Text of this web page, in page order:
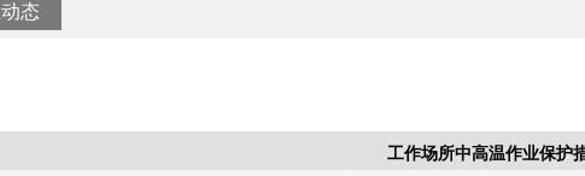
态
工作场所中高温作业保护